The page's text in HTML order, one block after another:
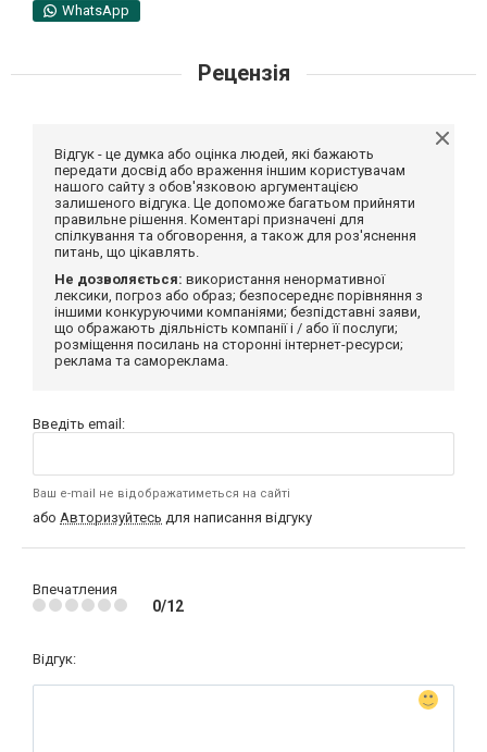
WhatsApp
Рецензія
Відгук - це думка або оцінка людей, які бажають
передати досвід або враження іншим користувачам
нашого сайту з обов'язковою аргументацією
залишеного відгука. Це допоможе багатьом прийняти
правильне рішення. Коментарі призначені для
спілкування та обговорення, а також для роз'яснення
питань, що цікавлять.
Не дозволяється: використання ненормативної
лексики, погроз або образ; безпосереднє порівняння з
іншими конкуруючими компаніями; безпідставні заяви,
що ображають діяльність компанії і / або її послуги;
розміщення посилань на сторонні інтернет-ресурси;
реклама та самореклама.
Введіть email:
Ваш e-mail не відображатиметься на сайті
або Авторизуйтесь для написання відгуку
Впечатления
0/12
Відгук: